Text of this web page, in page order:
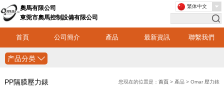
奧馬有限公司
東莞市奧馬控制設備有限公司
首頁 公司簡介 產品 最新資訊 聯繫我們
繁体中文
产品分类
PP隔膜壓力錶 您現在的位置是：首頁 > 產品 > Omar 壓力錶